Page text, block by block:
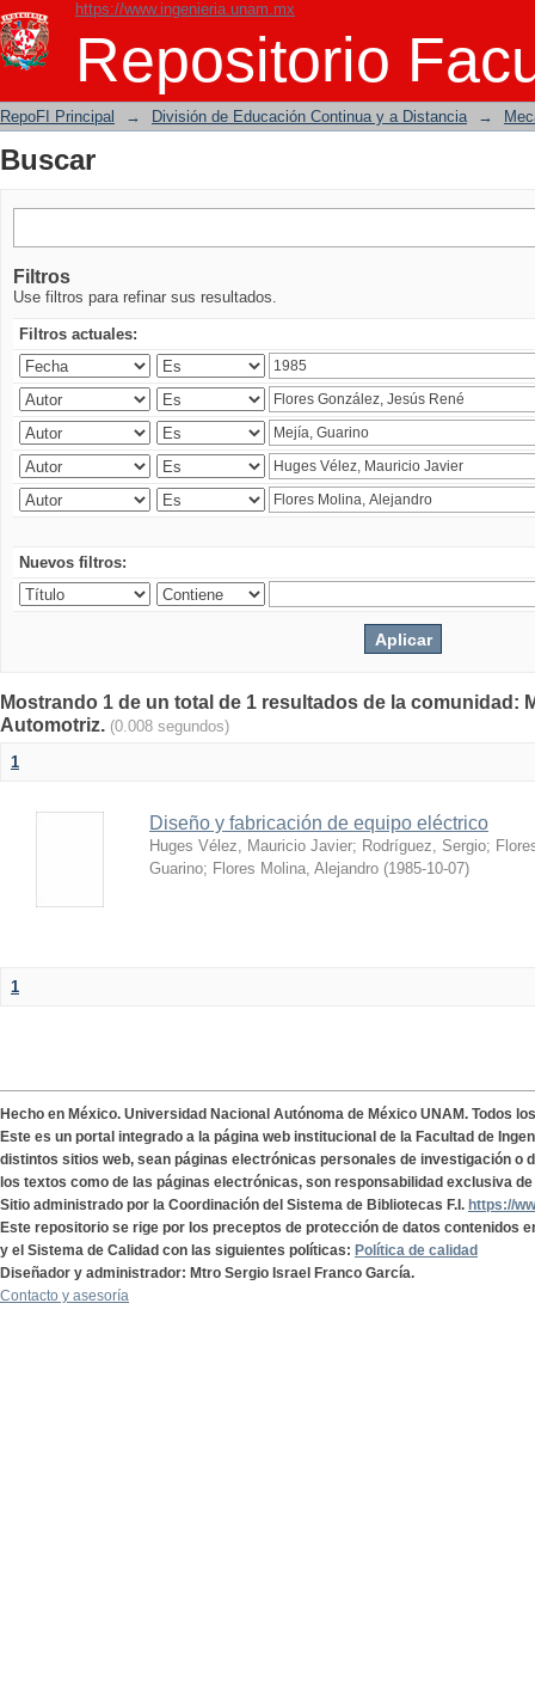
https://www.ingenieria.unam.mx
Repositorio
Buscar
RepoFI Principal → División de Educación Continua y a Distancia →
Buscar
Filtros
Use filtros para refinar sus resultados.
Filtros actuales:
Nuevos filtros:
Mostrando 1 de un total de 1 resultados de la comunidad:
Automotriz. (0.008 segundos)
1
Diseño y fabricación de equipo eléctrico
Huges Vélez, Mauricio Javier; Rodríguez, Sergio;
Guarino; Flores Molina, Alejandro (1985-10-07)
1
Hecho en México. Universidad Nacional Autónoma de México UNAM. Todos
Este es un portal integrado a la página web institucional de la Facultad de
distintos sitios web, sean páginas electrónicas personales de investigación o
los textos como de las páginas electrónicas, son responsabilidad exclusiva
Sitio administrado por la Coordinación del Sistema de Bibliotecas F.I. https://
Este repositorio se rige por los preceptos de protección de datos contenidos
y el Sistema de Calidad con las siguientes políticas: Política de calidad
Diseñador y administrador: Mtro Sergio Israel Franco García.
Contacto y asesoría